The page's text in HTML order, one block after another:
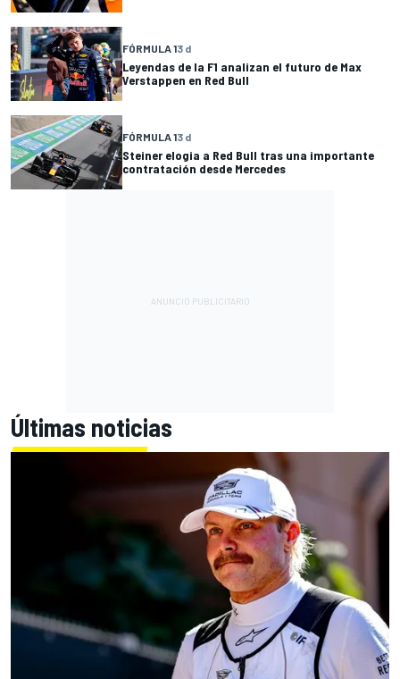
FÓRMULA 13 d
Leyendas de la F1 analizan el futuro de Max
Verstappen en Red Bull
FÓRMULA 13 d
Steiner elogia a Red Bull tras una importante
contratación desde Mercedes
Últimas noticias